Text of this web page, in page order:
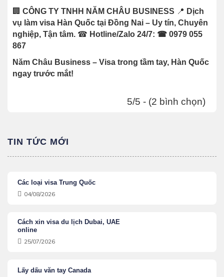
🏢 CÔNG TY TNHH NĂM CHÂU BUSINESS 📍 Dịch
vụ làm visa Hàn Quốc tại Đồng Nai – Uy tín, Chuyên
nghiệp, Tận tâm. ☎ Hotline/Zalo 24/7: ☎ 0979 055
867
Năm Châu Business – Visa trong tầm tay, Hàn Quốc
ngay trước mắt!
5/5 - (2 bình chọn)
TIN TỨC MỚI
Các loại visa Trung Quốc
04/08/2026
Cách xin visa du lịch Dubai, UAE
online
25/07/2026
Lấy dấu văn tay Canada